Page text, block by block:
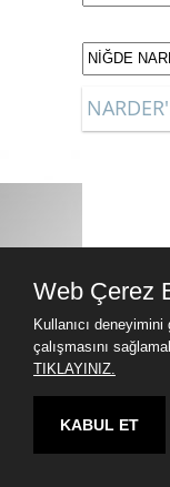
Web Çerez
Kullanıcı
çalışmasını
TIKLAYINIZ.
KABUL ET